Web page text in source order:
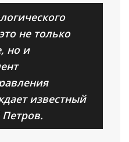
не только
но и
известный